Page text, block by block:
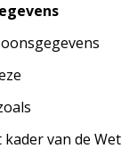
van de Wet